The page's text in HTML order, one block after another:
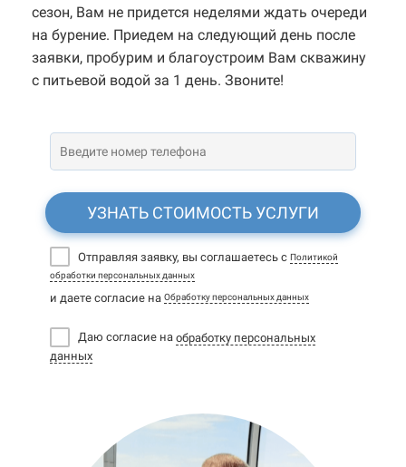
сезон, Вам не придется неделями ждать очереди
на бурение. Приедем на следующий день после
заявки, пробурим и благоустроим Вам скважину
с питьевой водой за 1 день. Звоните!
УЗНАТЬ СТОИМОСТЬ УСЛУГИ
Отправляя заявку, вы соглашаетесь с Политикой
обработки персональных данных
и даете согласие на Обработку персональных данных
Даю согласие на обработку персональных
данных